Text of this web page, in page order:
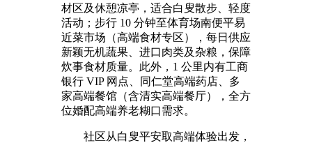
材区及休憩凉亭，适合白叟散步、轻度
活动；步行 10 分钟至体育场南便平易
近菜市场（高端食材专区），每日供应
新颖无机蔬果、进口肉类及杂粮，保障
炊事食材质量。此外，1 公里内有工商
银行 VIP 网点、同仁堂高端药店、多
家高端餐馆（含清实高端餐厅），全方
位婚配高端养老糊口需求。
社区从白叟平安取高端体验出发，